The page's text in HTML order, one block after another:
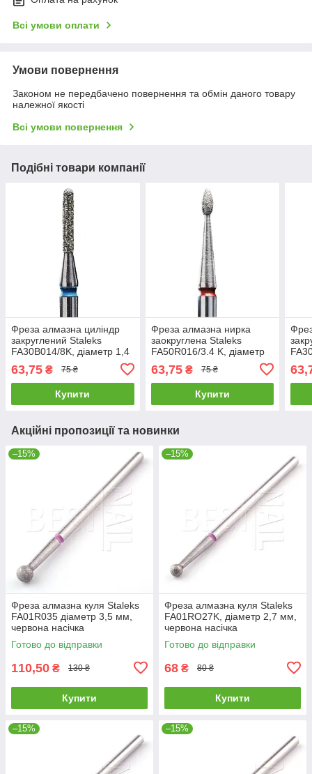
Всі умови оплати
Умови повернення
Законом не передбачено повернення та обмін даного товару
належної якості
Всі умови повернення
Подібні товари компанії
Фреза алмазна циліндр
закруглений Staleks
FA30B014/8K, діаметр 1,4
63,75 ₴ 75 ₴
Купити
Фреза алмазна нирка
заокруглена Staleks
FA50R016/3.4 K, діаметр
1,6 мм, червона насічка
63,75₴ 75 ₴
Купити
Акційні пропозиції та новинки
–15%
Фреза алмазна куля Staleks
FA01R035 діаметр 3,5 мм,
червона насічка
Готово до відправки
110,50 ₴ 130 ₴
Купити
–15%
Фреза алмазна куля Staleks
FA01RO27K, діаметр 2,7 мм,
червона насічка
Готово до відправки
68 ₴ 80 ₴
Купити
–15% –15%